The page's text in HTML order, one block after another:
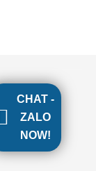
CHAT -
ZALO
NOW!